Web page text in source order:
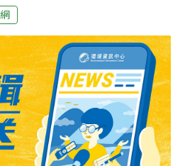
。麥仔簝文化協會理事長吳明
不少野鳥掛網死傷，協會立即通
川局及志工前往查看，發現包括
鴨等候鳥掛網死亡，另外，有尖
網掙扎，立即當場解救後野放，